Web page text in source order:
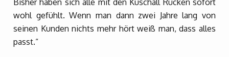
wohl gefühlt. Wenn man dann zwei Jahre lang von
seinen Kunden nichts mehr hört weiß man, dass alles
passt.“